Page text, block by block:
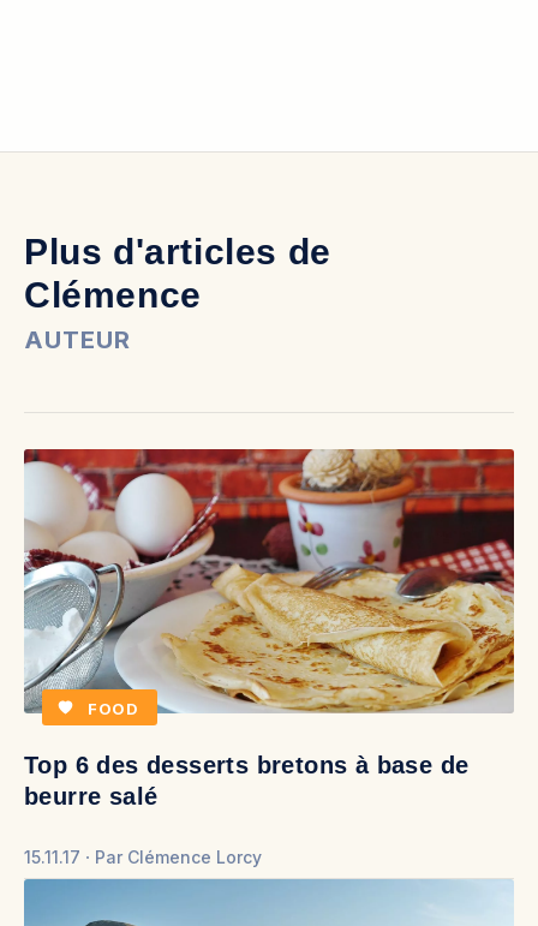
Plus d'articles de
Clémence
AUTEUR
FOOD
Top 6 des desserts bretons à base de
beurre salé
15.11.17 Par Clémence Lorcy